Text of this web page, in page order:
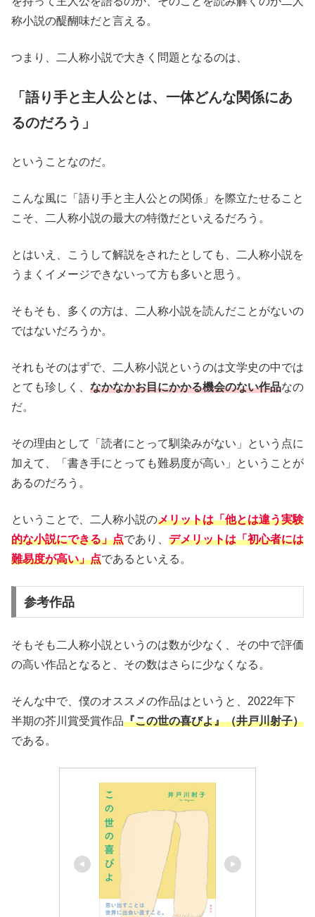
称小説の醍醐味だと言える。
つまり、二人称小説で大きく問題となるのは、
「語り手と主人公とは、一体どんな関係にあ
るのだろう」
ということなのだ。
こんな風に「語り手と主人公との関係」を際立たせること
こそ、二人称小説の最大の特徴だといえるだろう。
とはいえ、こうして解説をされたとしても、二人称小説を
うまくイメージできないって方も多いと思う。
そもそも、多くの方は、二人称小説を読んだことがないの
ではないだろうか。
それもそのはずで、二人称小説というのは文学史の中では
とても珍しく、 なかなかお目にかかる機会のない作品なの
だ。
その理由として「読者にとって馴染みがない」という点に
加えて、「書き手にとっても難易度が高い」ということが
あるのだろう。
ということで、二人称小説のメリットは「他とは違う実験
的な小説にできる」点であり、 デメリットは「初心者には
難易度が高い」点であるといえる。
参考作品
そもそも二人称小説というのは数が少なく、その中で評価
の高い作品となると、その数はさらに少なくなる。
そんな中で、僕のオススメの作品はというと、2022年下
半期の芥川賞受賞作品『この世の喜びよ』（井戸川射子）
である。